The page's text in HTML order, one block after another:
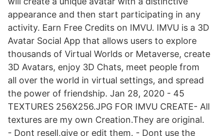
appearance and then start participating in any
activity. Earn Free Credits on IMVU. IMVU is a 3D
Avatar Social App that allows users to explore
thousands of Virtual Worlds or Metaverse, create
3D Avatars, enjoy 3D Chats, meet people from
all over the world in virtual settings, and spread
the power of friendship. Jan 28, 2020 - 45
TEXTURES 256X256.JPG FOR IMVU CREATE- All
textures are my own Creation.They are original.
- Dont resell,give or edit them. - Dont use the